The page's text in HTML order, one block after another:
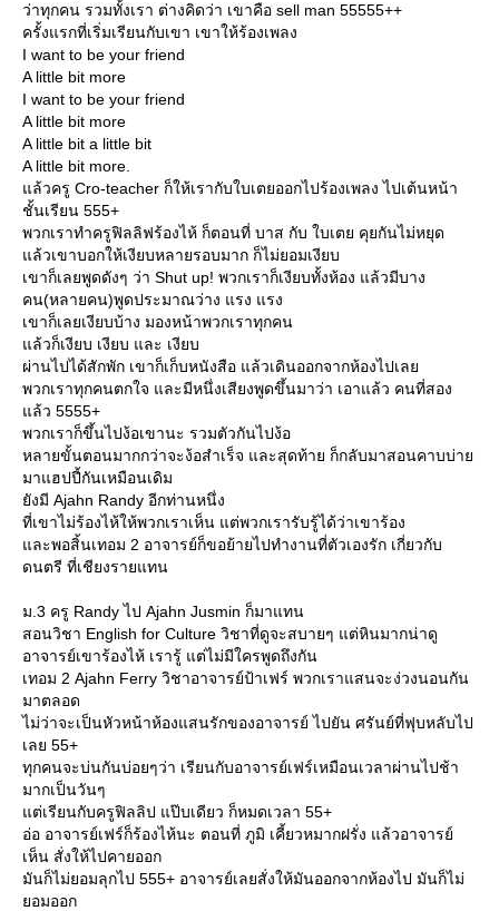
ว่าทุกคน รวมทั้งเรา ต่างคิดว่า เขาคือ sell man 55555++
ครั้งแรกที่เริ่มเรียนกับเขา เขาให้ร้องเพลง
I want to be your friend
A little bit more
I want to be your friend
A little bit more
A little bit a little bit
A little bit more.
ล้วครู Cro-teacher ก็ให้เรากับใบเตยออกไปร้องเพลง ไปเต้นหน้า
ชั้นเรียน 555+
พวกเราทำครูฟิลลิฟร้องไห้ ก็ตอนที่ บาส กับ ใบเตย คุยกันไม่หยุด
ล้วเขาบอกให้เงียบหลายรอบมาก ก็ไม่ยอมเงียบ
เขาก็เลยพูดดังๆ ว่า Shut up! พวกเราก็เงียบทั้งห้อง แล้วมีบาง
คน(หลายคน)พูดประมาณว่าง แรง แรง
เขาก็เลยเงียบบ้าง มองหน้าพวกเราทุกคน
ล้วก็เงียบ เงียบ และ เงียบ
ผ่านไปได้สักพัก เขาก็เก็บหนังสือ แล้วเดินออกจากห้องไปเล
พวกเราทุกคนตกใจ และมีหนึ่งเสียงพูดขึ้นมาว่า เอาแล้ว คนที่สอง
ล้ว 5555+
พวกเราก็ขึ้นไปง้อเขานะ รวมตัวกันไปง้อ
หลายขั้นตอนมากกว่าจะง้อสำเร็จ และสุดท้าย ก็กลับมาสอนคาบบ่า
มาแฮปปี้กันเหมือนเดิม
ังมี Ajahn Randy อีกท่านหนึ่ง
ที่เขาไม่ร้องไห้ให้พวกเราเห็น แต่พวกเรารับรู้ได้ว่าเขาร้อง
ละพอสิ้นเทอม 2 อาจารย์ก็ขอย้ายไปทำงานที่ตัวเองรัก เกี่ยวกับ
ดนตรี ที่เชียงรายแทน
ม.3 ครู Randy ไป Ajahn Jusmin ก็มาแทน
สอนวิชา English for Culture วิชาที่ดูจะสบายๆ แต่หินมากน่าดู
อาจารย์เขาร้องไห้ เรารู้ แต่ไม่มีใครพูดถึงกัน
เทอม 2 Ajahn Ferry วิชาอาจารย์ป้าเฟร์ พวกเราแสนจะง่วงนอนกัน
มาตลอด
ไม่ว่าจะเป็นหัวหน้าห้องแสนรักของอาจารย์ ไปยัน ศรันย์ที่ฟุบหลับไป
เลย 55+
ทุกคนจะบ่นกันบ่อยๆว่า เรียนกับอาจารย์เฟร์เหมือนเวลาผ่านไปช้า
มากเป็นวันๆ
ต่เรียนกับครูฟิลลิป แป๊บเดียว ก็หมดเวลา 55+
อ่อ อาจารย์เฟร์ก็ร้องไห้นะ ตอนที่ ภูมิ เคี้ยวหมากฝรั่ง แล้วอาจารย์
เห็น สั่งให้ไปคายออก
มันก็ไม่ยอมลุกไป 555+ อาจารย์เลยสั่งให้มันออกจากห้องไป มันก็ไม่
อมออก